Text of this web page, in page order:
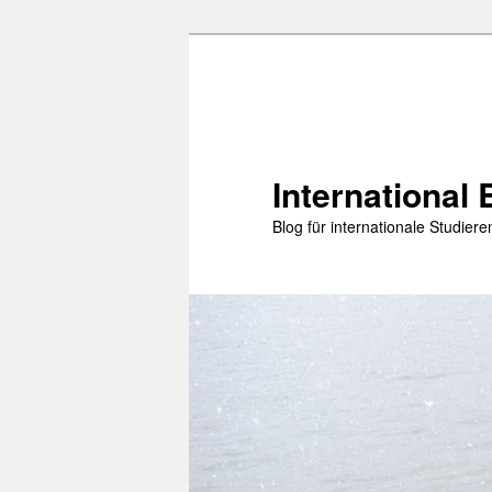
International
Blog für internationale